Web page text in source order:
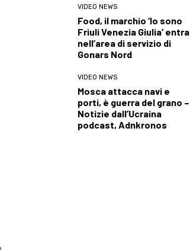
VIDEO NEWS
Food, il marchio ‘Io sono
Friuli Venezia Giulia’ entra
nell’area di servizio di
Gonars Nord
VIDEO NEWS
Mosca attacca navi e
porti, è guerra del grano –
Notizie dall’Ucraina
podcast, Adnkronos